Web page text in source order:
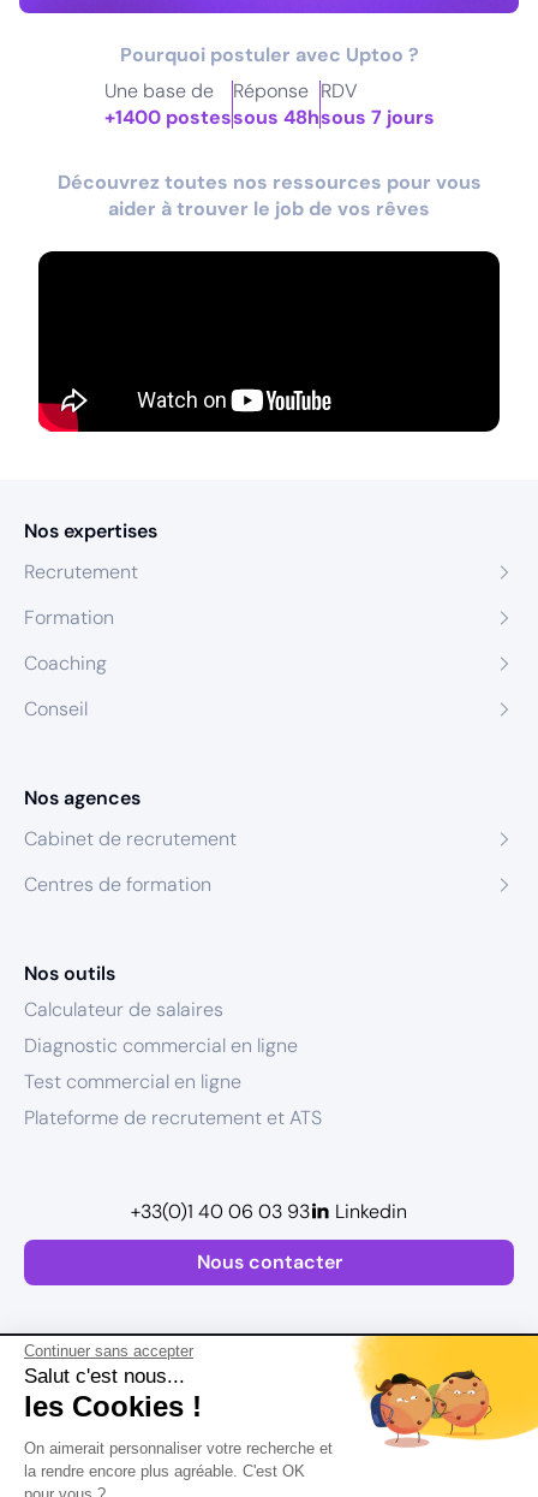
Continuer sans accepter
Salut c'est nous...
les Cookies !
On aimerait personnaliser votre recherche et
la rendre encore plus agréable. C'est OK
pour vous ?
Pourquoi postuler avec Uptoo ?
Une base de
+1400 postes
Réponse
sous 48h
RDV
sous 7 jours
Découvrez toutes nos ressources pour vous
aider à trouver le job de vos rêves
Nos expertises
Recrutement
Formation
Coaching
Conseil
Nos agences
Cabinet de recrutement
Centres de formation
Nos outils
Calculateur de salaires
Diagnostic commercial en ligne
Test commercial en ligne
Plateforme de recrutement et ATS
Nous contacter
+33(0)1 40 06 03 93 Linkedin
Plan de site
Mentions légales